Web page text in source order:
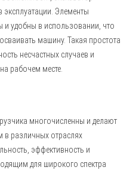
эксплуатации. Элементы
и удобны в использовании, что
машину. Такая простота
несчастных случаев и
рабочем месте.
многочисленны и делают
в различных отраслях
эффективность и
для широкого спектра